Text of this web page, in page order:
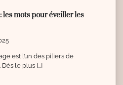
les mots pour éveiller les
est l’un des piliers de
Dès le plus […]